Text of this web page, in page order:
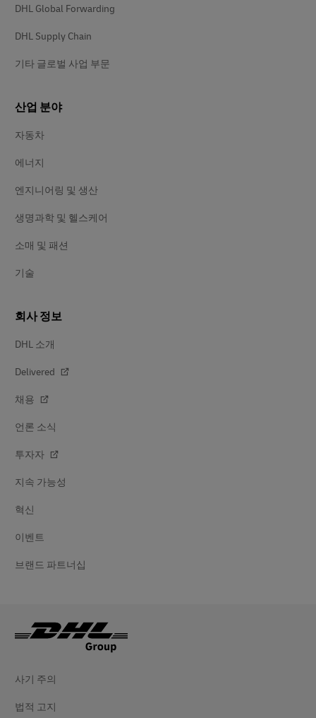
DHL Global Forwarding
DHL Supply Chain
기타 글로벌 사업 부문
산업 분야
자동차
에너지
엔지니어링 및 생산
생명과학 및 헬스케어
소매 및 패션
기술
회사 정보
DHL 소개
Delivered
채용
언론 소식
투자자
지속 가능성
혁신
이벤트
브랜드 파트너십
사기 주의
법적 고지